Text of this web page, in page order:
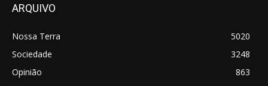
ARQUIVO
Nossa Terra
5020
Sociedade
3248
Opinião
863